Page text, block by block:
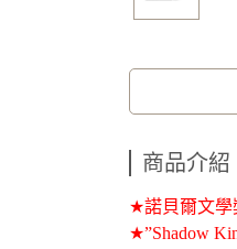
商品介紹
★諾貝爾文學
★”Shadow